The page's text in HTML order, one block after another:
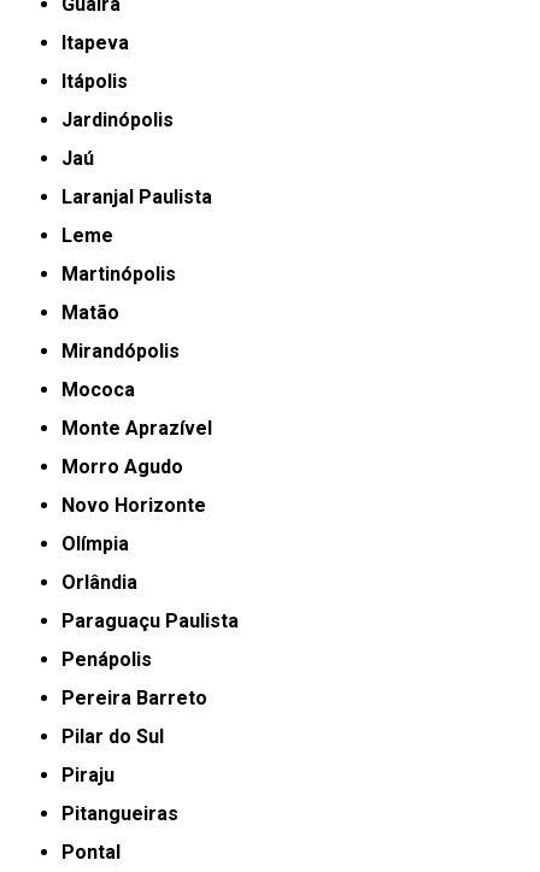
Guaíra
Itapeva
Itápolis
Jardinópolis
Jaú
Laranjal Paulista
Leme
Martinópolis
Matão
Mirandópolis
Mococa
Monte Aprazível
Morro Agudo
Novo Horizonte
Olímpia
Orlândia
Paraguaçu Paulista
Penápolis
Pereira Barreto
Pilar do Sul
Piraju
Pitangueiras
Pontal